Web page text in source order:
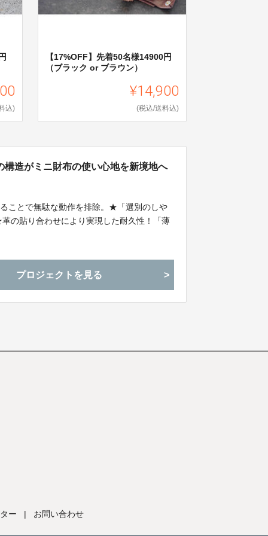
込)
【17%OFF】先着50名様14900円
（ブラック or ブラウン）
¥14,900
(税込/送料込)
造がミニ財布の使い心地を新境地へ
ことで無駄な動作を排除。★「選別のしや
の貼り合わせにより実現した耐久性！「薄
プロジェクトを見る
ー | お問い合わせ